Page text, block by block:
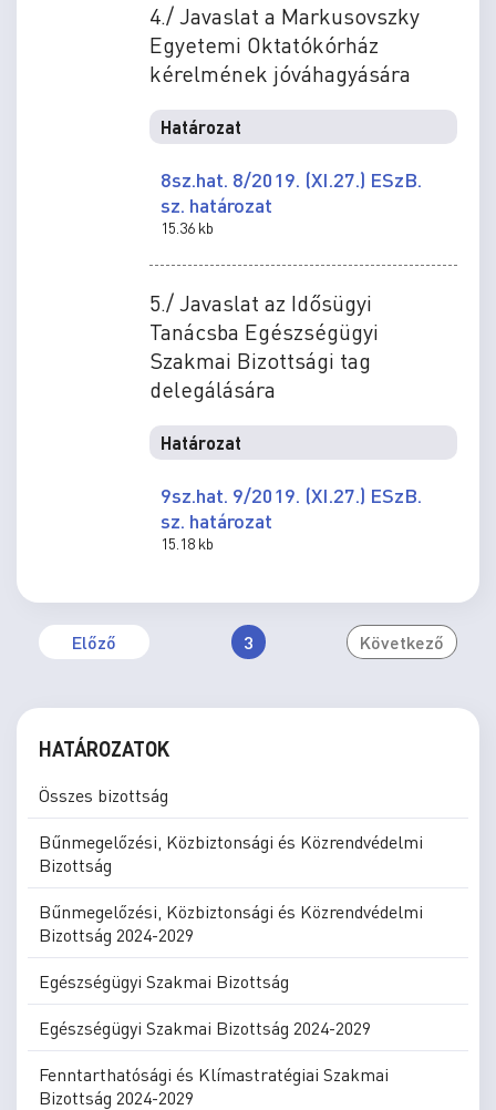
4./ Javaslat a Markusovszky
Egyetemi Oktatókórház
kérelmének jóváhagyására
Határozat
8sz.hat. 8/2019. (XI.27.) ESzB.
sz. határozat
15.36 kb
5./ Javaslat az Idősügyi
Tanácsba Egészségügyi
Szakmai Bizottsági tag
delegálására
Határozat
9sz.hat. 9/2019. (XI.27.) ESzB.
sz. határozat
15.18 kb
Előző 3 Következő
HATÁROZATOK
Összes bizottság
Bűnmegelőzési, Közbiztonsági és Közrendvédelmi
Bizottság
Bűnmegelőzési, Közbiztonsági és Közrendvédelmi
Bizottság 2024-2029
Egészségügyi Szakmai Bizottság
Egészségügyi Szakmai Bizottság 2024-2029
Fenntarthatósági és Klímastratégiai Szakmai
Bizottság 2024-2029